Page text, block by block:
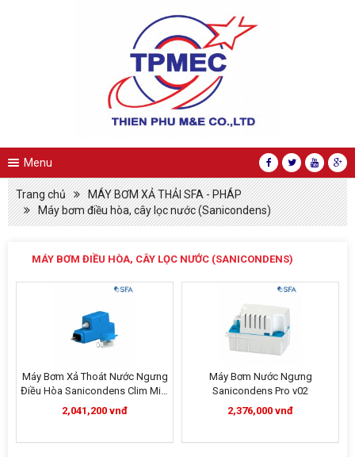
Menu
Trang chủ
MÁY BƠM XẢ THẢI SFA - PHÁP
Máy bơm điều hòa, cây lọc nước (Sanicondens)
MÁY BƠM ĐIỀU HÒA, CÂY LỌC NƯỚC (SANICONDENS)
Máy Bơm Xả Thoát Nước Ngưng
Điều Hòa Sanicondens Clim Mini
S
2,041,200 vnđ
Máy Bơm Nước Ngưng
Sanicondens Pro v02
2,376,000 vnđ